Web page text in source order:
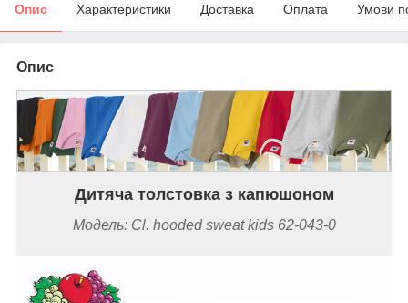
Опис Характеристики Доставка Оплата Умови
Опис
Дитяча толстовка з капюшоном
Модель: Cl. hooded sweat kids 62-043-0